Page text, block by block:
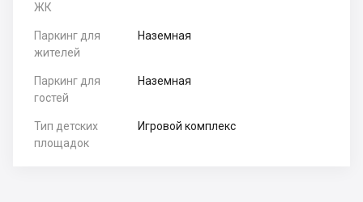
ЖК
Паркинг для
жителей
Наземная
Паркинг для
гостей
Наземная
Тип детских
площадок
Игровой комплекс